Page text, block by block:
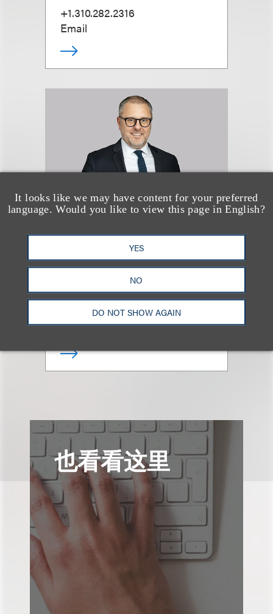
It looks like we may have content for your preferred
language. Would you like to view this page in English?
YES
NO
DO NOT SHOW AGAIN
+1.310.282.2316
Email
W. Allan Edmiston
Chair, Professional Services
Litigation
+1.310.282.2241
Email
也看看这里